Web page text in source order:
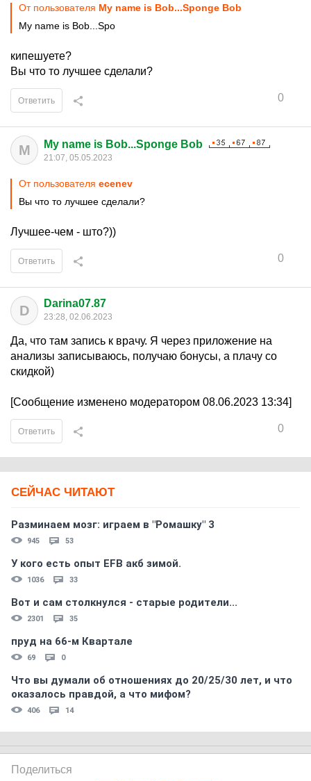
От пользователя My name is Bob...Sponge Bob
My name is Bob...Spo
кипешуете?
Вы что то лучшее сделали?
0
Ответить
M My name is Bob...Sponge Bob
21:07, 05.05.2023
От пользователя ecenev
Вы что то лучшее сделали?
Лучшее-чем - што?))
0
Ответить
D Darina07.87
23:28, 02.06.2023
Да, что там запись к врачу. Я через приложение на
анализы записываюсь, получаю бонусы, а плачу со
скидкой)
[Сообщение изменено модератором 08.06.2023 13:34]
0
Ответить
СЕЙЧАС ЧИТАЮТ
Разминаем мозг: играем в "Ромашку" 3
945 53
У кого есть опыт EFB акб зимой.
1036 33
Вот и сам столкнулся - старые родители...
2301 35
пруд на 66-м Квартале
69 0
Что вы думали об отношениях до 20/25/30 лет, и что
оказалось правдой, а что мифом?
406 14
Поделиться